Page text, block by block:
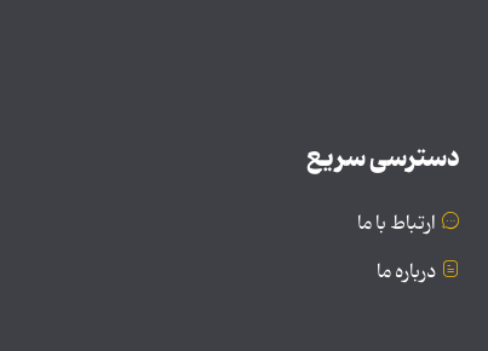
دسترسی سریع
ارتباط با ما
درباره ما